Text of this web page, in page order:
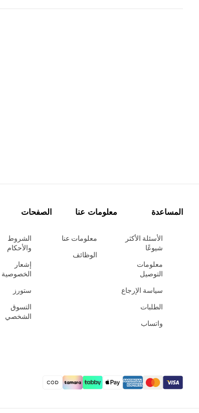
المساعدة
الأسئلة الأكثر
شيوعًا
معلومات
التوصيل
سياسة الإرجاع
الطلبات
واتساب
معلومات عنا
معلومات عنا
الوظائف
الصفحات
الشروط
والأحكام
إشعار
الخصوصية
ستورز
التسوق
الشخصي